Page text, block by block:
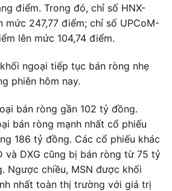
điểm. Trong đó, chỉ số HNX-
mức 247,77 điểm; chỉ số UPCoM-
lên mức 104,74 điểm.
ngoại tiếp tục bán ròng nhẹ
phiên hôm nay.
bán ròng gần 102 tỷ đồng.
bán ròng mạnh nhất cổ phiếu
186 tỷ đồng. Các cổ phiếu khác
và DXG cũng bị bán ròng từ 75 tỷ
Ngược chiều, MSN được khối
nhất toàn thị trường với giá trị